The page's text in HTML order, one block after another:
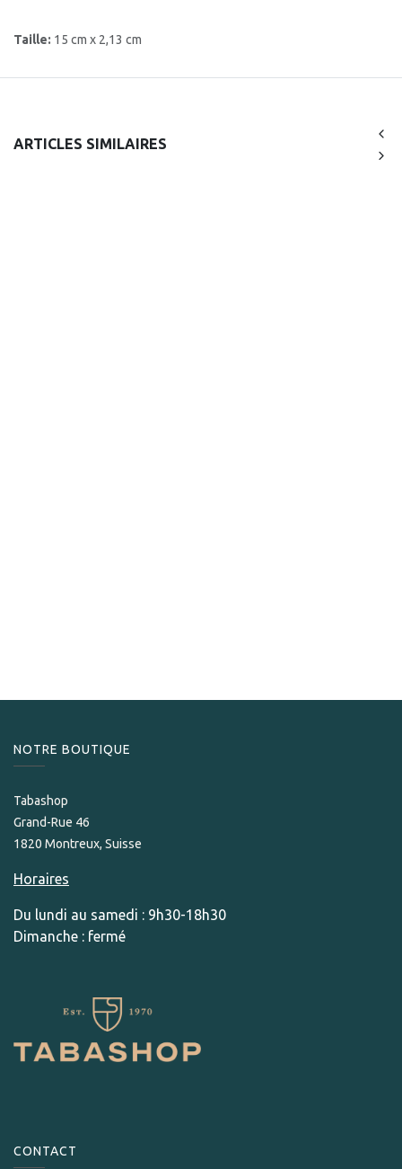
Taille: 15 cm x 2,13 cm
ARTICLES SIMILAIRES
NOTRE BOUTIQUE
Tabashop
Grand-Rue 46
1820 Montreux, Suisse
Horaires
Du lundi au samedi : 9h30-18h30
Dimanche : fermé
CONTACT